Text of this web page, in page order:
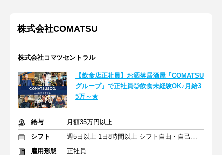
株式会社COMATSU
株式会社コマツセントラル
【飲食店正社員】お洒落居酒屋『COMATSU
グループ』で正社員◎飲食未経験OK♪月給3
5万～★
給与
月額35万円以上
シフト
週5日以上 1日8時間以上 シフト自由・自己申告
雇用形態
正社員